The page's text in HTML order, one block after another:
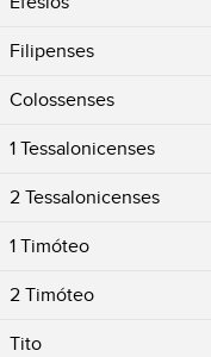
Filipenses
Colossenses
1 Tessalonicenses
2 Tessalonicenses
1 Timóteo
2 Timóteo
Tito